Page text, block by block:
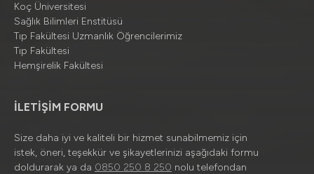
Koç Üniversitesi
Sağlık Bilimleri Enstitüsü
Tıp Fakültesi Uzmanlık Öğrencilerimiz
Tıp Fakültesi
Hemşirelik Fakültesi
İLETİŞİM FORMU
Size daha iyi ve kaliteli bir hizmet sunabilmemiz için
istek, öneri, teşekkür ve şikayetlerinizi aşağıdaki formu
doldurarak ya da 0850 250 8 250 nolu telefondan